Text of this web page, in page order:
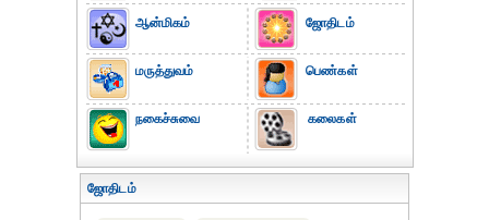
ஆன்மிகம்
மருத்துவம்
நகைச்சுவை
ஜோதிடம்
பெண்கள்
கலைகள்
ஜோதிடம்